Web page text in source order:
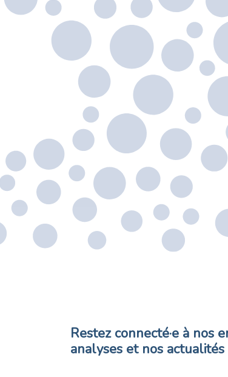
Restez connecté·e à nos
analyses et nos